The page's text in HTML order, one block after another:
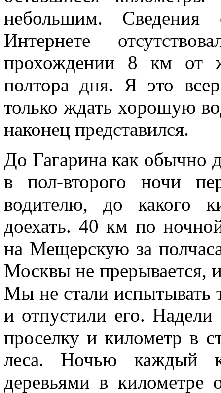
небольшим.
Интернете
прохождении 8 км от
полтора дня. Я это
только ждать хорошую
наконец представился.
До Гагарина как обычно
в пол-второго ночи
водителю, до какого
доехать. 40 км по
на Мещерскую за
Москвы не прерывается, и
Мы не стали испытывать
и отпустили его.
проселку и километр в
леса. Ночью каждый
деревьями в